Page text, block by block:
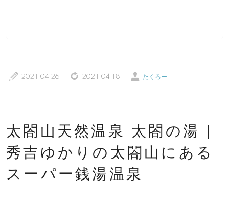
管理人随筆 当サイトについて
ご意見・お問い合わせ 利用規約
a 2021-04-26 z 2021-04-18 Ü たくろー
太閤山天然温泉 太閤の湯 |
秀吉ゆかりの太閤山にある
スーパー銭湯温泉